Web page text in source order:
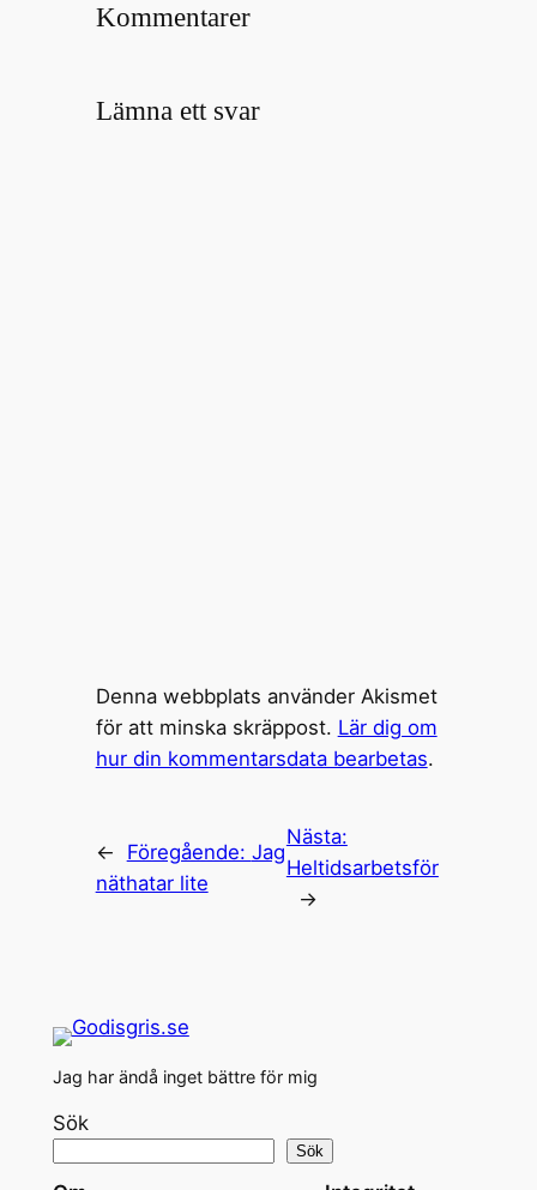
Kommentarer
Lämna ett svar
Denna webbplats använder Akismet
för att minska skräppost. Lär dig om
hur din kommentarsdata bearbetas.
← Föregående: Jag
näthatar lite
Nästa:
Heltidsarbetsför
→
Jag har ändå inget bättre för mig
Sök
Sök